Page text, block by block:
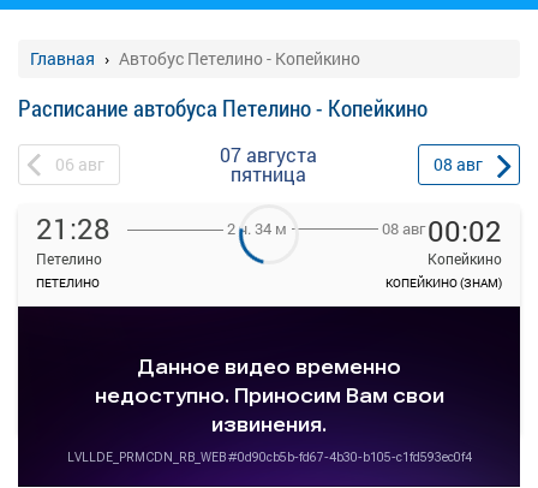
Главная Автобус Петелино - Копейкино
Расписание автобуса Петелино - Копейкино
06 авг 07 августа
пятница 08 авг
21:28
Петелино
ПЕТЕЛИНО
2 ч. 34 м 08 авг00:02
Копейкино
КОПЕЙКИНО (ЗНАМ)
Детали рейса
Подробнее
—